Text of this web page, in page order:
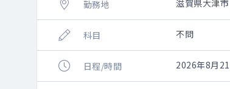
勤務地 滋賀県大津市
科目 不問
日程/時間 2026年8月